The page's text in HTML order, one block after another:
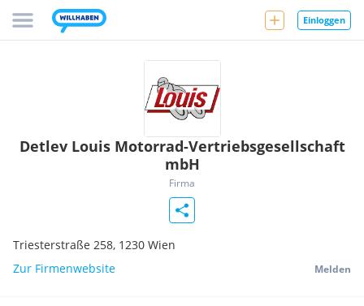
Einloggen
Detlev Louis Motorrad-Vertriebsgesellschaft
mbH
Firma
Triesterstraße 258, 1230 Wien
Zur Firmenwebsite
Melden